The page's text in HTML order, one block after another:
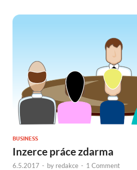
BUSINESS
Inzerce práce zdarma
6.5.2017 - by redakce - 1 Comment